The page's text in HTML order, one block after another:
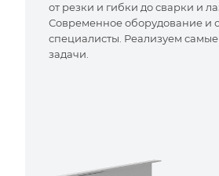
от резки и гибки до сварки и
Современное оборудование и
специалисты. Реализуем
задачи.